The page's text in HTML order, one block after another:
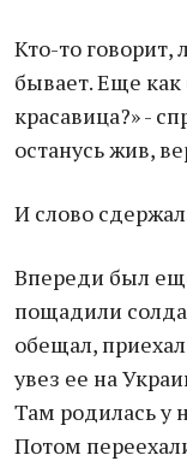
Кто-то говорит,
бывает. Еще
красавица?» -
останусь жив,
И слово
Впереди был
пощадили
обещал,
увез ее на
Там родилась у
Потом